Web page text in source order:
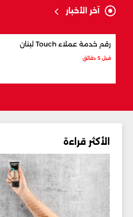
آخر الأخبار
رقم خدمة عملاء Touch لبنان
قبل 5 دقائق
الأكثر قراءة